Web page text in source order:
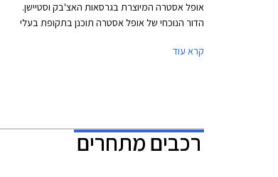
אופל אסטרה המיוצרת בגרסאות האצ'בק וסטיישן.
הדור הנוכחי של אופל אסטרה תוכנן בתקופת בעלי
שלדה ומכלולים עם שברולט קרוז.
קרא עוד
רכבים מתחרים